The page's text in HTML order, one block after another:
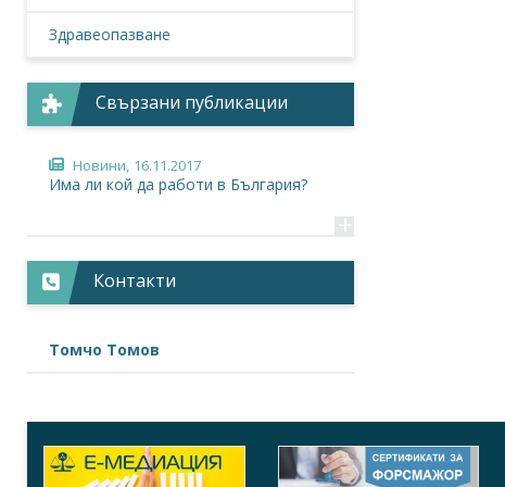
Здравеопазване
Свързани публикации
Новини, 16.11.2017
Има ли кой да работи в България?
+
Контакти
Томчо Томов